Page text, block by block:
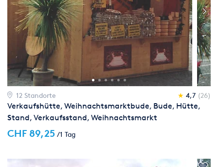
12 Standorte ★ 4,7 (26)
Verkaufshütte, Weihnachtsmarktbude, Bude, Hütte,
Stand, Verkaufsstand, Weihnachtsmarkt
CHF 89,25 /1 Tag